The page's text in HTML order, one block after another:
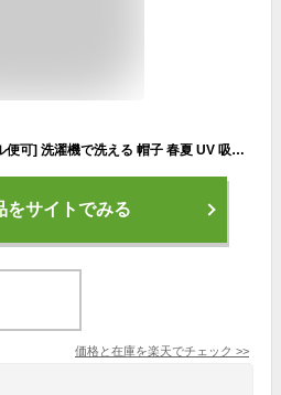
麦わら帽子 レディース [メール便可] 洗濯機で洗える 帽子 春夏 UV 吸汗速乾 milsa WashableRibbonあご紐付きハット
をサイトでみる
価格と在庫を楽天でチェック >>